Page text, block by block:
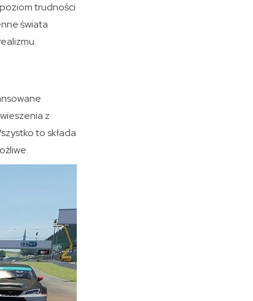
trudności
świata
z
to składa